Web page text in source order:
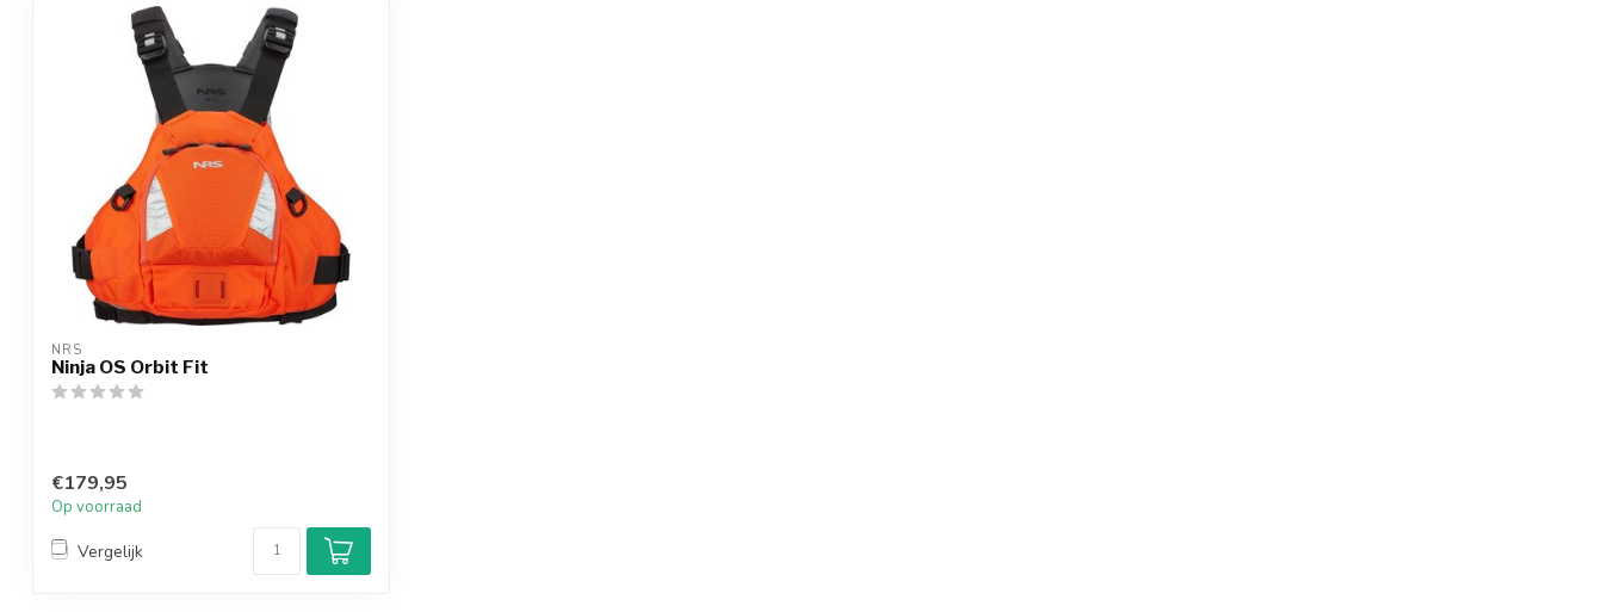
NRS
Ninja OS Orbit Fit
€179,95
Op voorraad
Vergelijk